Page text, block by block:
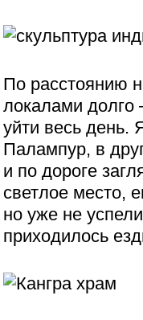
По расстоянию
локалами долго
уйти весь
Палампур, в
и по дороге
светлое место,
но уже не
приходилось